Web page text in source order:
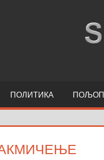
ПОЛИТИКА